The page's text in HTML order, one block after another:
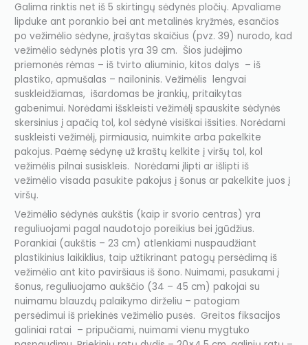
Galima rinktis net iš 5 skirtingų sėdynės pločių. Apvaliame
lipduke ant porankio bei ant metalinės kryžmės, esančios
po vežimėlio sėdyne, įrašytas skaičius (pvz. 39) nurodo, kad
vežimėlio sėdynės plotis yra 39 cm. Šios judėjimo
priemonės rėmas – iš tvirto aliuminio, kitos dalys – iš
plastiko, apmušalas – nailoninis. Vežimėlis lengvai
suskleidžiamas, išardomas be įrankių, pritaikytas
gabenimui. Norėdami išskleisti vežimėlį spauskite sėdynės
skersinius į apačią tol, kol sėdynė visiškai išsities. Norėdami
suskleisti vežimėlį, pirmiausia, nuimkite arba pakelkite
pakojus. Paėmę sėdynę už kraštų kelkite į viršų tol, kol
vežimėlis pilnai susiskleis. Norėdami įlipti ar išlipti iš
vežimėlio visada pasukite pakojus į šonus ar pakelkite juos į
viršų.
Vežimėlio sėdynės aukštis (kaip ir svorio centras) yra
reguliuojami pagal naudotojo poreikius bei įgūdžius.
Porankiai (aukštis – 23 cm) atlenkiami nuspaudžiant
plastikinius laikiklius, taip užtikrinant patogų persėdimą iš
vežimėlio ant kito paviršiaus iš šono. Nuimami, pasukami į
šonus, reguliuojamo aukščio (34 – 45 cm) pakojai su
nuimamu blauzdų palaikymo dirželiu – patogiam
persėdimui iš priekinės vežimėlio pusės. Greitos fiksacijos
galiniai ratai – pripučiami, nuimami vienu mygtuko